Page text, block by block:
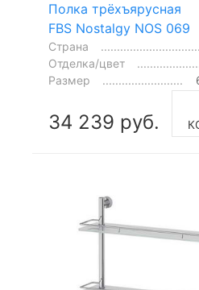
Полка трёхъярусная
FBS Nostalgy NOS 069
Страна
Отделка/цвет
Размер
34 239 руб.